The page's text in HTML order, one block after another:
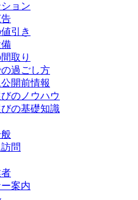
ョン
引き
取り
過ごし方
開前情報
のノウハウ
の基礎知識
問
案内